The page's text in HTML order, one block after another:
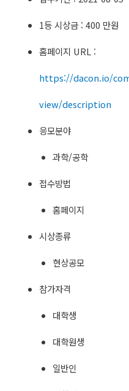
1등 시상금 : 400 만원
홈페이지 URL :
https://dacon.io/
view/description
응모분야
과학/공학
접수방법
홈페이지
시상종류
현상공모
참가자격
대학생
대학원생
일반인